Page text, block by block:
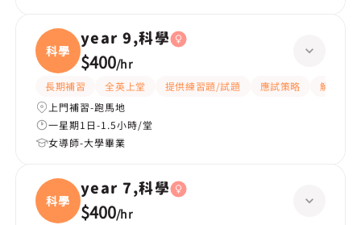
科學
year 9,科學
$400/hr
長期補習 全英上堂 提供練習題/試題 應試策略
解題思路
上門補習-跑馬地
一星期1日-1.5小時/堂
女導師-大學畢業
科學
year 7,科學
$400/hr